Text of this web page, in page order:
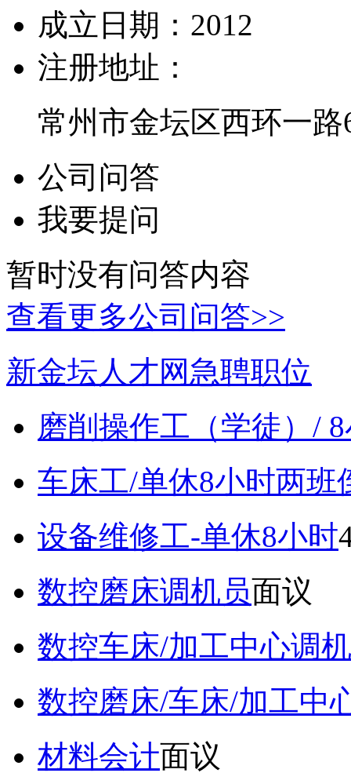
成立日期： 2012
注册地址：
常州市金坛区西环一路
公司问答
我要提问
暂时没有问答内容
查看更多公司问答>>
新金坛人才网急聘职位
磨削操作工（学徒）/
车床工/单休8小时两班
设备维修工-单休8小时
数控磨床调机员面议
数控车床/加工中心调
数控磨床/车床/加工中
材料会计面议